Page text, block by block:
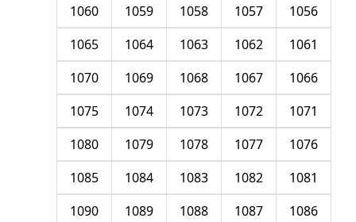
1056
1057
1058
1059
1060
1061
1062
1063
1064
1065
1066
1067
1068
1069
1070
1071
1072
1073
1074
1075
1076
1077
1078
1079
1080
1081
1082
1083
1084
1085
1086
1087
1088
1089
1090